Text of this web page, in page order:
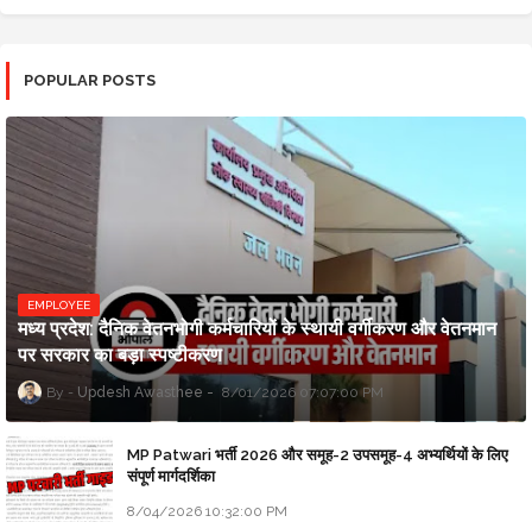
POPULAR POSTS
EMPLOYEE
मध्य प्रदेश: दैनिक वेतनभोगी कर्मचारियों के स्थायी वर्गीकरण और वेतनमान
पर सरकार का बड़ा स्पष्टीकरण
Updesh Awasthee 8/01/2026 07:07:00 PM
MP Patwari भर्ती 2026 और समूह-2 उपसमूह-4 अभ्यर्थियों के लिए
संपूर्ण मार्गदर्शिका
8/04/2026 10:32:00 PM